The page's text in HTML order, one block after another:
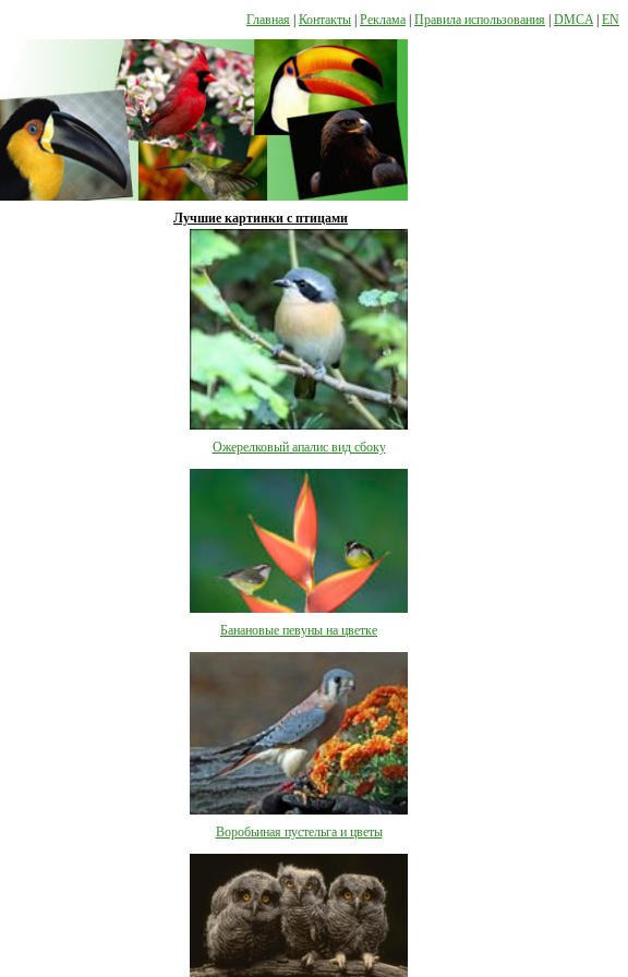
Главная Контакты Реклама Правила использования DMCA EN
Лучшие картинки с птицами
Ожерелковый апалис вид сбоку
Банановые певуны на цветке
Воробьиная пустельга и цветы